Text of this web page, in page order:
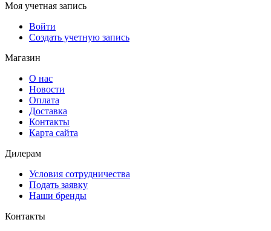
Моя учетная запись
Войти
Создать учетную запись
Магазин
О нас
Новости
Оплата
Доставка
Контакты
Карта сайта
Дилерам
Условия сотрудничества
Подать заявку
Наши бренды
Контакты